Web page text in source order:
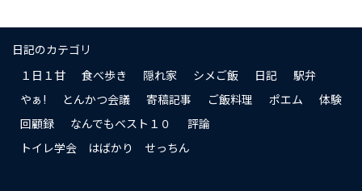
日記のカテゴリ
１日１甘
食べ歩き 隠れ家 シメご飯 日記
駅弁
やぁ!
とんかつ会議 寄稿記事 ご飯料理 ポエム
体験
回顧録
なんでもベスト１０
評論
トイレ学会 はばかり せっちん